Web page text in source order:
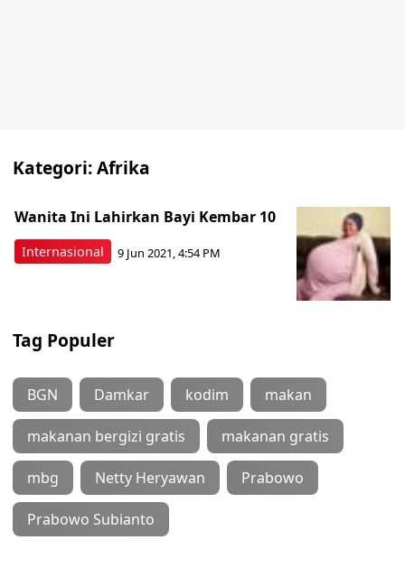
Kategori:Afrika
Internasional
Wanita Ini Lahirkan Bayi Kembar 10
9 Jun 2021, 4:54 PM
Tag Populer
BGN Damkar kodim makan
makanan bergizi gratis makanan gratis
mbg Netty Heryawan Prabowo
Prabowo Subianto